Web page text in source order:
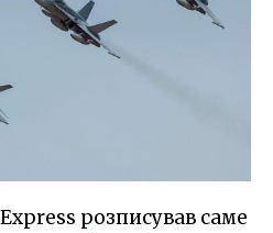
розписував саме